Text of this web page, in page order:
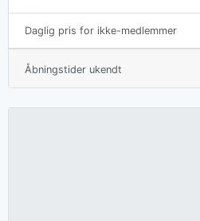
Daglig pris for ikke-medlemmer
Åbningstider ukendt